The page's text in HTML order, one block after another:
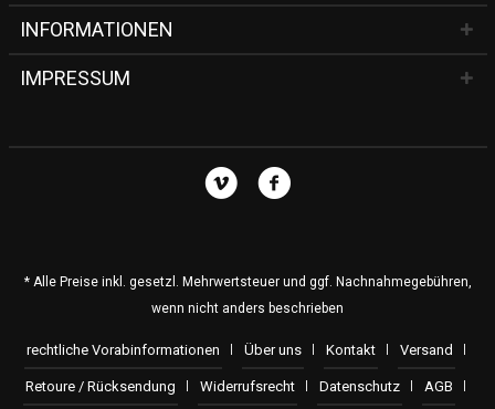
INFORMATIONEN
IMPRESSUM
* Alle Preise inkl. gesetzl. Mehrwertsteuer und ggf. Nachnahmegebühren,
wenn nicht anders beschrieben
rechtliche Vorabinformationen Über uns Kontakt Versand
Retoure / Rücksendung Widerrufsrecht Datenschutz AGB